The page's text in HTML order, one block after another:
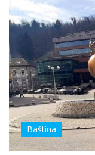
Baština